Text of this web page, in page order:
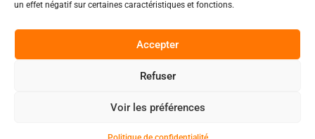
un effet négatif sur certaines caractéristiques et fonctions.
Accepter
Refuser
Voir les préférences
Nous contacter
Code de conduite
Copyright 2025 © All rights Reserved.